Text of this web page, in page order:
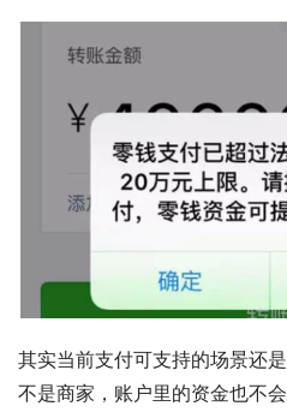
其实当前支付可支持的场景还
不是商家，账户里的资金也不